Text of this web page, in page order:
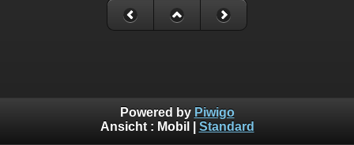
Powered by Piwigo
Ansicht : Mobil Standard